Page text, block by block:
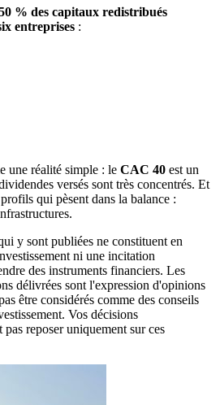
% des capitaux redistribués
entreprises :
une réalité simple : le CAC 40 est un
versés sont très concentrés. Et
qui pèsent dans la balance :
y sont publiées ne constituent en
ni une incitation
des instruments financiers. Les
délivrées sont l'expression d'opinions
être considérés comme des conseils
Vos décisions
reposer uniquement sur ces